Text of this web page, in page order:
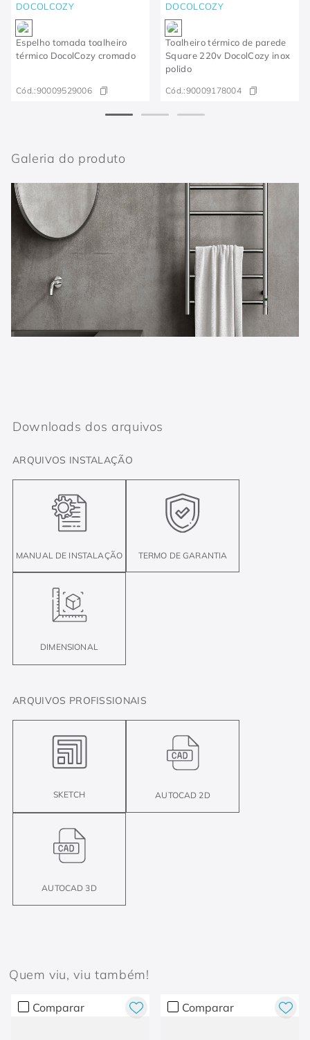
DOCOLCOZY
Espelho tomada toalheiro
térmico DocolCozy cromado
Cód.:90009529006
DOCOLCOZY
Toalheiro térmico de parede
Square 220v DocolCozy inox
polido
Cód.:90009178004
Galeria do produto
Downloads dos arquivos
ARQUIVOS INSTALAÇÃO
MANUAL DE INSTALAÇÃO TERMO DE GARANTIA
DIMENSIONAL
ARQUIVOS PROFISSIONAIS
SKETCH AUTOCAD 2D
AUTOCAD 3D
Quem viu, viu também!
Comparar Comparar